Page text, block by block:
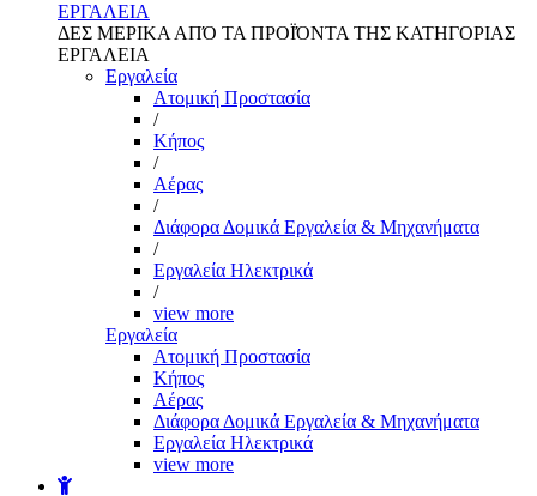
ΕΡΓΑΛΕΙΑ
ΔΕΣ ΜΕΡΙΚΑ ΑΠΌ ΤΑ ΠΡΟΪΌΝΤΑ ΤΗΣ ΚΑΤΗΓΟΡΙΑΣ
ΕΡΓΑΛΕΙΑ
Εργαλεία
Aτομική Προστασία
/
Kήπος
/
Αέρας
/
Διάφορα Δομικά Εργαλεία & Μηχανήματα
/
Εργαλεία Ηλεκτρικά
/
view more
Εργαλεία
Aτομική Προστασία
Kήπος
Αέρας
Διάφορα Δομικά Εργαλεία & Μηχανήματα
Εργαλεία Ηλεκτρικά
view more